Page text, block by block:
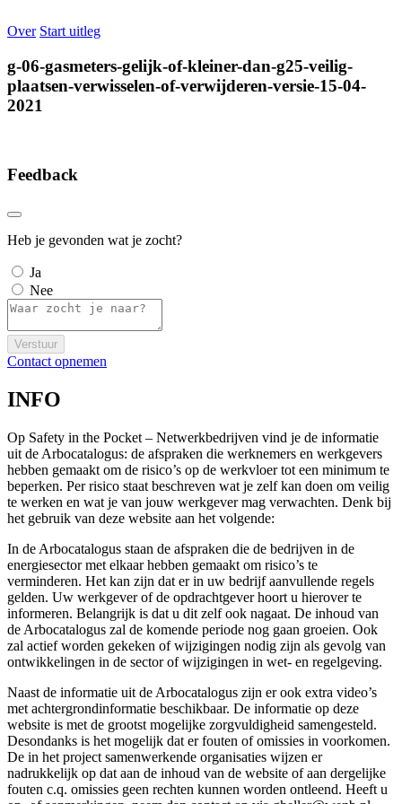
Over Start uitleg
g-06-gasmeters-gelijk-of-kleiner-dan-g25-veilig-
plaatsen-verwisselen-of-verwijderen-versie-15-04-
2021
Feedback
Heb je gevonden wat je zocht?
Ja
Nee
Verstuur
Contact opnemen
INFO
Op Safety in the Pocket – Netwerkbedrijven vind je de informatie
uit de Arbocatalogus: de afspraken die werknemers en werkgevers
hebben gemaakt om de risico’s op de werkvloer tot een minimum te
beperken. Per risico staat beschreven wat je zelf kan doen om veilig
te werken en wat je van jouw werkgever mag verwachten. Denk bij
het gebruik van deze website aan het volgende:
In de Arbocatalogus staan de afspraken die de bedrijven in de
energiesector met elkaar hebben gemaakt om risico’s te
verminderen. Het kan zijn dat er in uw bedrijf aanvullende regels
gelden. Uw werkgever of de opdrachtgever hoort u hierover te
informeren. Belangrijk is dat u dit zelf ook nagaat. De inhoud van
de Arbocatalogus zal de komende periode nog gaan groeien. Ook
zal actief worden gekeken of wijzigingen nodig zijn als gevolg van
ontwikkelingen in de sector of wijzigingen in wet- en regelgeving.
Naast de informatie uit de Arbocatalogus zijn er ook extra video’s
met achtergrondinformatie beschikbaar. De informatie op deze
website is met de grootst mogelijke zorgvuldigheid samengesteld.
Desondanks is het mogelijk dat er fouten of omissies in voorkomen.
De in het project samenwerkende organisaties wijzen er
nadrukkelijk op dat aan de inhoud van de website of aan dergelijke
fouten c.q. omissies geen rechten kunnen worden ontleend. Heeft u